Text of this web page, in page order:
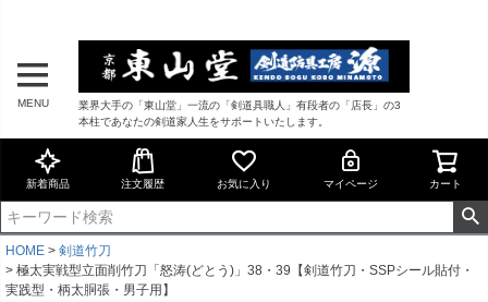
MENU
業界大手の「東山堂」一流の「剣道具職人」有段者の「店長」の3
本柱であなたの剣道家人生をサポートいたします。
新着商品 注文履歴 お気に入り マイページ カート
HOME
剣道竹刀
極太実戦型立面削竹刀「怒涛(どとう)」38・39【剣道竹刀・SSPシール貼付・
実践型・柄太胴張・男子用】